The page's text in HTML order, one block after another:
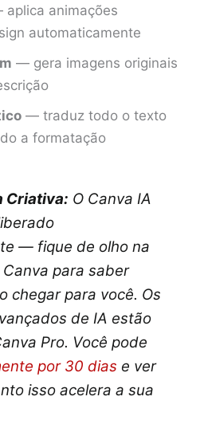
animações
automaticamente
— gera imagens originais
— traduz todo o texto
a formatação
Criativa: O Canva IA
— fique de olho na
para saber
chegar para você. Os
de IA estão
Pro. Você pode
por 30 dias e ver
isso acelera a sua